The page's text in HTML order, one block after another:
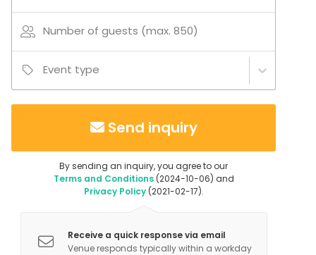
Number of guests (max. 850)
Event type
Send inquiry
By sending an inquiry, you agree to our
Terms and Conditions(2024-10-06) and
Privacy Policy(2021-02-17).
Receive a quick response via email
Venue responds typically within a workday